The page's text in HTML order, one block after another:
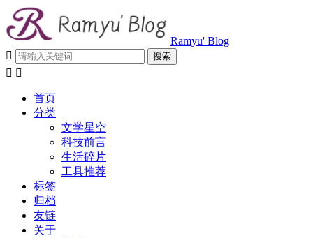
Ramyu' Blog

 
首页
分类
文学星空
科技前言
生活碎片
工具推荐
标签
归档
友链
关于